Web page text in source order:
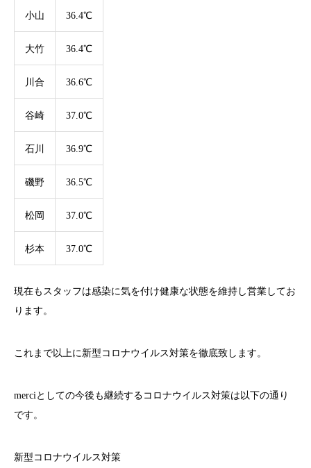
小山 36.4℃
大竹 36.4℃
川合 36.6℃
谷崎 37.0℃
石川 36.9℃
磯野 36.5℃
松岡 37.0℃
杉本 37.0℃
現在もスタッフは感染に気を付け健康な状態を維持し営業してお
ります。
これまで以上に新型コロナウイルス対策を徹底致します。
merci としての今後も継続するコロナウイルス対策は以下の通り
です。
新型コロナウイルス対策